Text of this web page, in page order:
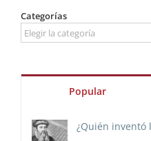
Categorías
Categorías
Popular
¿Quién inventó